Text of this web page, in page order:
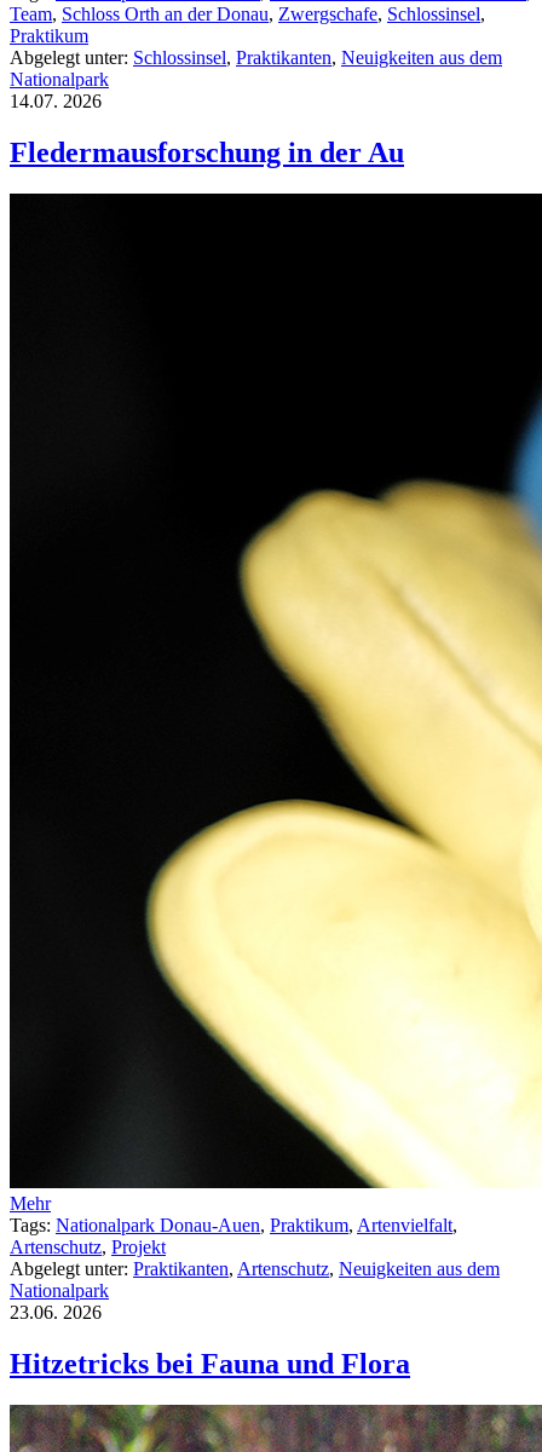
Team, Schloss Orth an der Donau, Zwergschafe, Schlossinsel,
Praktikum
Abgelegt unter: Schlossinsel, Praktikanten, Neuigkeiten aus dem
Nationalpark
14.07. 2026
Fledermausforschung in der Au
Mehr
Tags: Nationalpark Donau-Auen, Praktikum, Artenvielfalt,
Artenschutz, Projekt
Abgelegt unter: Praktikanten, Artenschutz, Neuigkeiten aus dem
Nationalpark
23.06. 2026
Hitzetricks bei Fauna und Flora